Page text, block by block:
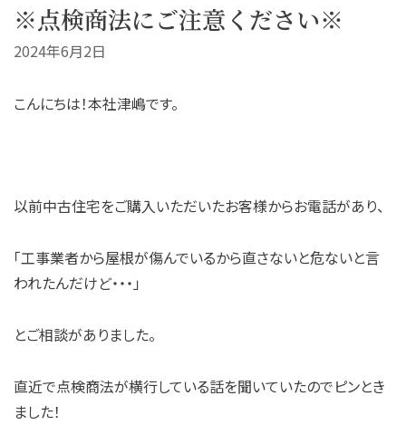
※点検商法にご注意ください※
2024年6月2日
こんにちは！本社津嶋です。
以前中古住宅をご購入いただいたお客様からお電話があり、
「工事業者から屋根が傷んでいるから直さないと危ないと言
われたんだけど・・・」
とご相談がありました。
直近で点検商法が横行している話を聞いていたのでピンとき
ました！